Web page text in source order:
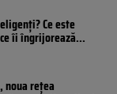
Ce este
îi îngrijorează...
noua rețea